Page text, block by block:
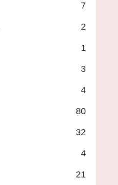
7
2
1
3
4
80
32
4
21